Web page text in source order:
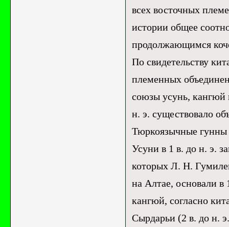
всех восточных
истории общее
продолжающимся
По свидетельству
племенных
союзы усунь, кангюй
н. э. существовало
Тюркоязычные гунны
Усуни в 1 в. до н. э.
которых Л. Н.
на Алтае, основали в
кангюй, согласно
Сырдарьи (2 в. до н.